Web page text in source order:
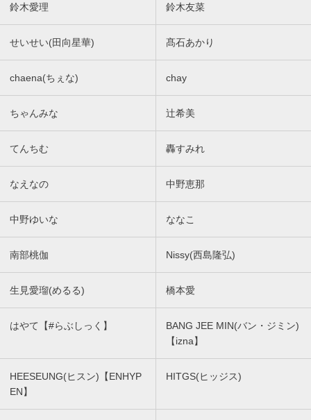
鈴木愛理 鈴木友菜
せいせい(田向星華) 髙石あかり
chaena(ちぇな) chay
ちゃんみな 辻希美
てんちむ 轟すみれ
なえなの 中野恵那
中野ゆいな ななこ
南部桃伽 Nissy(西島隆弘)
生見愛瑠(めるる) 橋本愛
はやて【#らぶしっく】
BANG JEE MIN(バン・ジミン)
【izna】
HEESEUNG(ヒスン)【ENHYP
EN】
HITGS(ヒッジス)